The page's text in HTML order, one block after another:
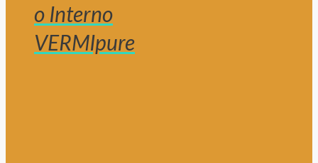
o Interno
VERMIpure